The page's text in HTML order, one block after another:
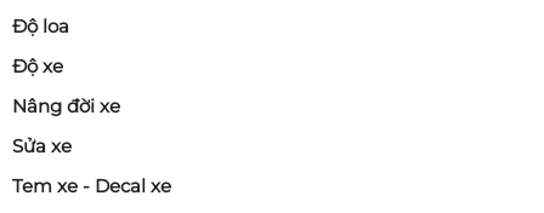
Độ loa
Độ xe
Nâng đời xe
Sửa xe
Tem xe - Decal xe